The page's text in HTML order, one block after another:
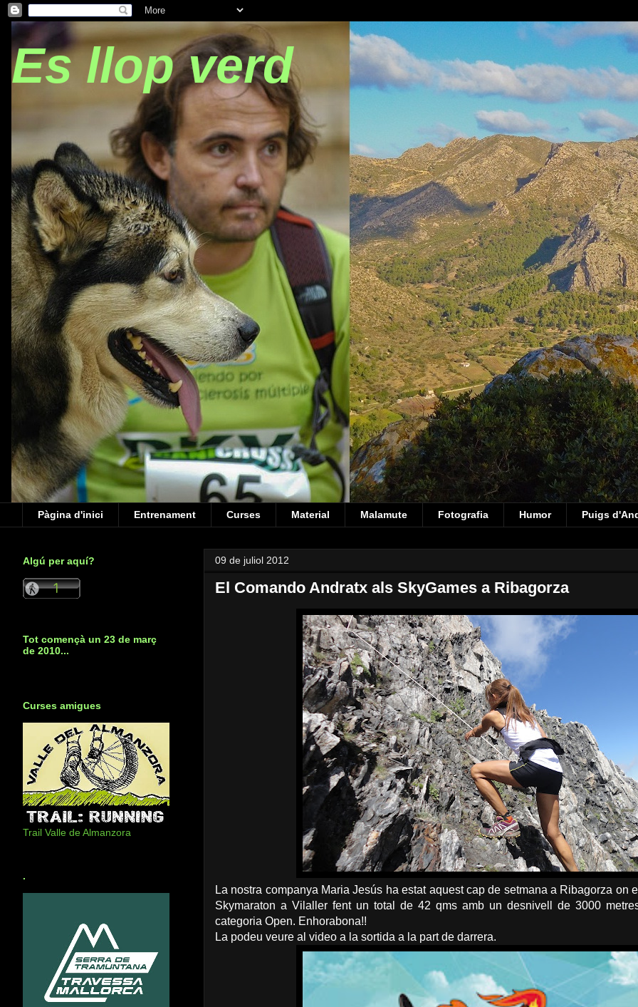
Es llop verd
Pàgina d'inici Entrenament Curses Material Malamute Fotografia Humor Puigs
09 de juliol 2012
El Comando Andratx als SkyGames a Ribagorza
La nostra companya Maria Jesús ha estat aquest cap de setmana a Ribagorza on
Skymaraton a Vilaller fent un total de 42 qms amb un desnivell de 3000
categoria Open. Enhorabona!!
La podeu veure al video a la sortida a la part de darrera.
Algú per aquí?
Tot començà un 23 de març
de 2010...
Curses amigues
Trail Valle de Almanzora
.